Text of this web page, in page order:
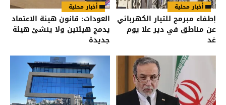
أخبار محلية
إطفاء مبرمج للتيار الكهربائي
عن مناطق في دير علا يوم
غد
أخبار محلية
العودات: قانون هيئة الاعتماد
يدمج هيئتين ولا ينشئ هيئة
جديدة